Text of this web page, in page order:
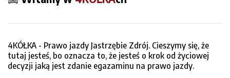
4KÓŁKA - Prawo jazdy Jastrzębie Zdrój. Cieszymy się, że
tutaj jesteś, bo oznacza to, że jesteś o krok od życiowej
decyzji jaką jest zdanie egazaminu na prawo jazdy.